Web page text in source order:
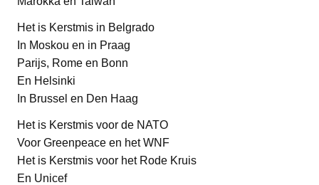
Het is Kerstmis in Belgrado
In Moskou en in Praag
Parijs, Rome en Bonn
En Helsinki
In Brussel en Den Haag
Het is Kerstmis voor de NATO
Voor Greenpeace en het WNF
Het is Kerstmis voor het Rode Kruis
En Unicef